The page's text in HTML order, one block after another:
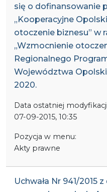
się o dofinansowanie
„Kooperacyjne
otoczenie biznesu” w
„Wzmocnienie
Regionalnego
Województwa
2020.
Data ostatniej
07-09-2015, 10:35
Pozycja w menu:
Akty prawne
Uchwała Nr 941/2015